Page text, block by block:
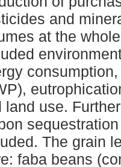
and
at the
land use.
The grain
faba beans